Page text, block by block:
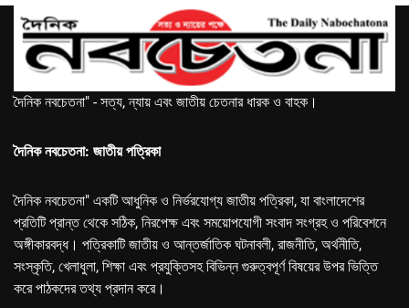
দৈনিক নবচেতনা" - সত্য, ন্যায় এবং জাতীয় চেতনার ধারক ও বাহক।
দৈনিক নবচেতনা: জাতীয় পত্রিকা
দৈনিক নবচেতনা" একটি আধুনিক ও নির্ভরযোগ্য জাতীয় পত্রিকা, যা বাংলাদেশের
প্রতিটি প্রান্ত থেকে সঠিক, নিরপেক্ষ এবং সময়োপযোগী সংবাদ সংগ্রহ ও পরিবেশনে
অঙ্গীকারবদ্ধ। পত্রিকাটি জাতীয় ও আন্তর্জাতিক ঘটনাবলী, রাজনীতি, অর্থনীতি,
সংস্কৃতি, খেলাধুলা, শিক্ষা এবং প্রযুক্তিসহ বিভিন্ন গুরুত্বপূর্ণ বিষয়ের উপর ভিত্তি
করে পাঠকদের তথ্য প্রদান করে।